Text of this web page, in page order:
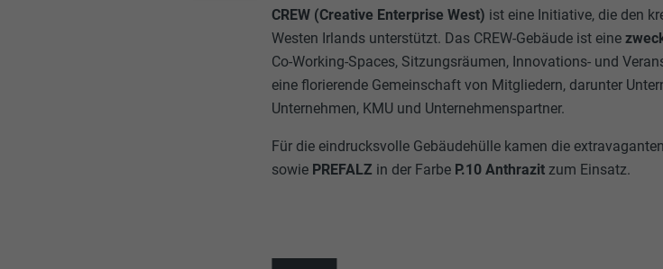
CREW (Creative Enterprise West) ist eine Initiative, die den
Westen Irlands unterstützt. Das CREW-Gebäude ist eine
Co-Working-Spaces, Sitzungsräumen, Innovations- und
eine florierende Gemeinschaft von Mitgliedern, darunter
Unternehmen, KMU und Unternehmenspartner.
Für die eindrucksvolle Gebäudehülle kamen die
sowie PREFALZ in der Farbe P.10 Anthrazit zum Einsatz.